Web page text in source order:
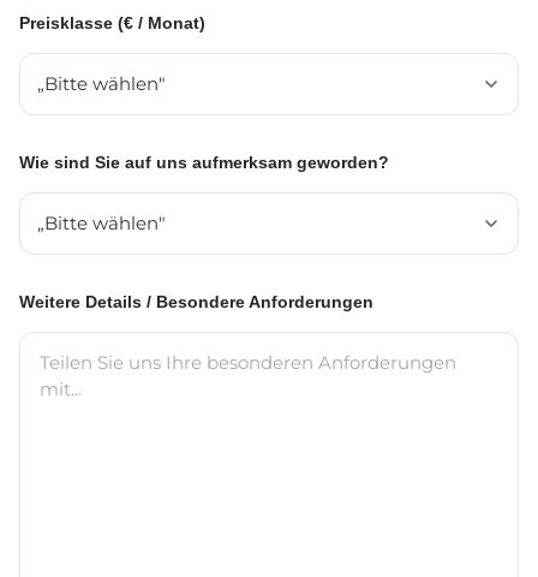
Preisklasse (€ / Monat)
Wie sind Sie auf uns aufmerksam geworden?
Weitere Details / Besondere Anforderungen